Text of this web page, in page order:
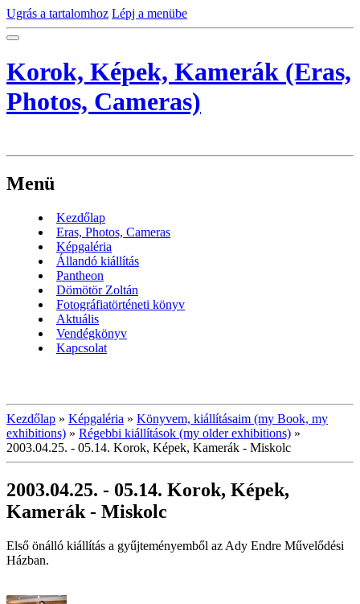
Ugrás a tartalomhoz Lépj a menübe
Korok, Képek, Kamerák (Eras,
Photos, Cameras)
Menü
Kezdőlap
Eras, Photos, Cameras
Képgaléria
Állandó kiállítás
Pantheon
Dömötör Zoltán
Fotográfiatörténeti könyv
Aktuális
Vendégkönyv
Kapcsolat
Kezdőlap » Képgaléria » Könyvem, kiállításaim (my Book, my
exhibitions) » Régebbi kiállítások (my older exhibitions) »
2003.04.25. - 05.14. Korok, Képek, Kamerák - Miskolc
2003.04.25. - 05.14. Korok, Képek,
Kamerák - Miskolc
Első önálló kiállítás a gyűjteményemből az Ady Endre Művelődési
Házban.